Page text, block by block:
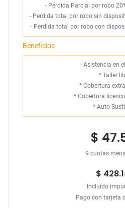
- Pérdida Parcial por robo
- Perdida total por robo sin
- Perdida total por robo con
Beneficios
- Asistencia en
* Taller
* Cobertura
* Cobertura
* Auto
$
9 cuotas
$
Incluido
Pago con tarjeta